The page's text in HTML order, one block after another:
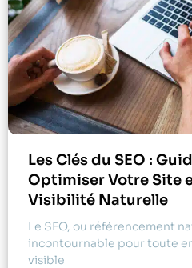
Les Clés du SEO :
Optimiser Votre Site
Visibilité Naturelle
Le SEO, ou référencement
incontournable pour toute
visible